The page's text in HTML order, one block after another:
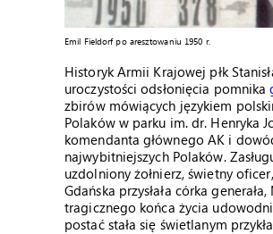
Emil Fieldorf po aresztowaniu 1950 r.
Historyk Armii Krajowej płk
uroczystości odsłonięcia pomnika
zbirów mówiących językiem
Polaków w parku im. dr. Henryka
komendanta głównego AK i
najwybitniejszych Polaków.
uzdolniony żołnierz, świetny
Gdańska przysłała córka
tragicznego końca życia
postać stała się świetlanym